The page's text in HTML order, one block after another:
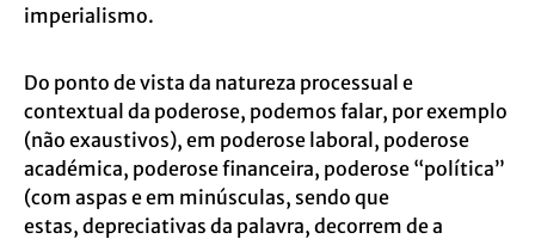
imperialismo.
Do ponto de vista da natureza processual e
contextual da poderose, podemos falar, porexemplo
(não exaustivos), em poderose laboral, poderose
académica, poderosefinanceira, poderose “política”
(com aspas e em minúsculas, sendo que
estas, depreciativas da palavra, decorrem de a